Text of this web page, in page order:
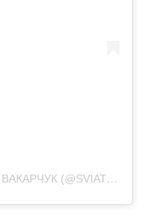
A POST SHARED BY СВЯТОСЛАВ ВАКАРЧУК (@SVIATOSLAV.VAKARCHUK)